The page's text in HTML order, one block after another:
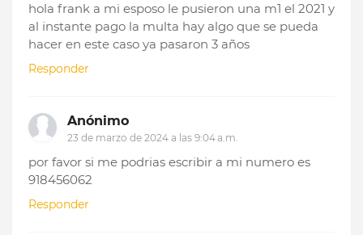
hola frank a mi esposo le pusieron una m1 el 2021 y
al instante pago la multa hay algo que se pueda
hacer en este caso ya pasaron 3 años
Responder
Anónimo
23 de marzo de 2024 a las 9:04 a.m.
por favor si me podrias escribir a mi numero es
918456062
Responder